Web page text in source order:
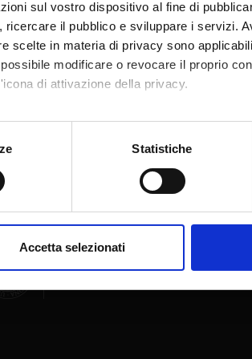
sul vostro dispositivo al fine di
il pubblico e sviluppare i servizi.
scelte in materia di privacy sono
modificare o revocare il proprio
di attivazione della privacy.
geografica, con un'approssimazione di
dalla Dichiarazione sui cookie.
potrebbero combinarle con altre
Statistiche
Accetta selezionati